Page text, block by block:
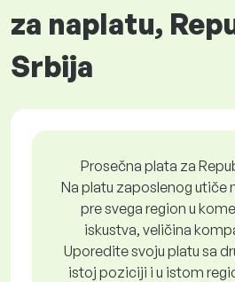
za naplatu,
Srbija
Prosečna plata za
Na platu zaposlenog utiče
pre svega region u
iskustva, veličina
Uporedite svoju platu sa
istoj poziciji i u istom